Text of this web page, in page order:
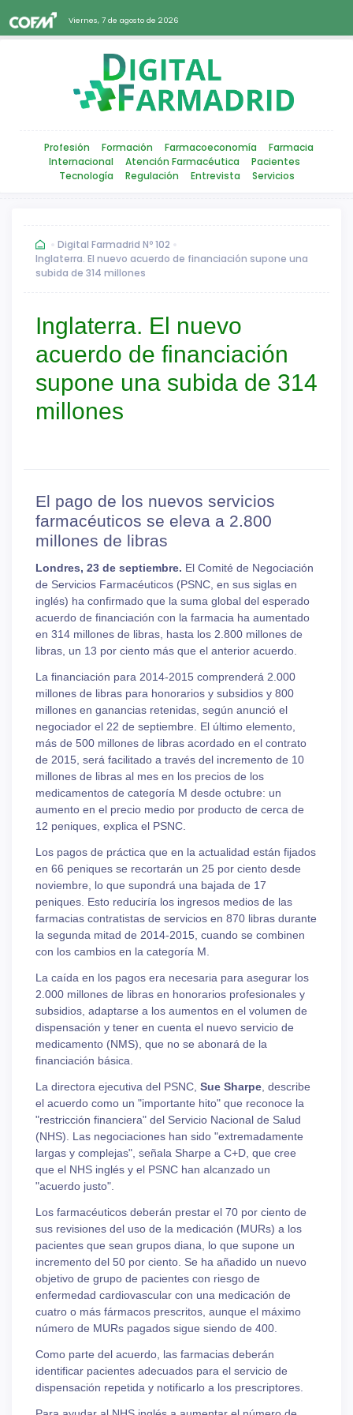
Viernes, 7 de agosto de 2026
Profesión Formación Farmacoeconomía
Farmacia
Internacional
Atención Farmacéutica
Pacientes
Tecnología
Regulación Entrevista Servicios
Digital Farmadrid Nº 102
Inglaterra. El nuevo acuerdo de financiación supone una
subida de 314 millones
Inglaterra. El nuevo
acuerdo de financiación
supone una subida de 314
millones
El pago de los nuevos servicios
farmacéuticos se eleva a 2.800
millones de libras
Londres, 23 de septiembre. El Comité de Negociación
de Servicios Farmacéuticos (PSNC, en sus siglas en
inglés) ha confirmado que la suma global del esperado
acuerdo de financiación con la farmacia ha aumentado
en 314 millones de libras, hasta los 2.800 millones de
libras, un 13 por ciento más que el anterior acuerdo.
La financiación para 2014-2015 comprenderá 2.000
millones de libras para honorarios y subsidios y 800
millones en ganancias retenidas, según anunció el
negociador el 22 de septiembre. El último elemento,
más de 500 millones de libras acordado en el contrato
de 2015, será facilitado a través del incremento de 10
millones de libras al mes en los precios de los
medicamentos de categoría M desde octubre: un
aumento en el precio medio por producto de cerca de
12 peniques, explica el PSNC.
Los pagos de práctica que en la actualidad están fijados
en 66 peniques se recortarán un 25 por ciento desde
noviembre, lo que supondrá una bajada de 17
peniques. Esto reduciría los ingresos medios de las
farmacias contratistas de servicios en 870 libras durante
la segunda mitad de 2014-2015, cuando se combinen
con los cambios en la categoría M.
La caída en los pagos era necesaria para asegurar los
2.000 millones de libras en honorarios profesionales y
subsidios, adaptarse a los aumentos en el volumen de
dispensación y tener en cuenta el nuevo servicio de
medicamento (NMS), que no se abonará de la
financiación básica.
La directora ejecutiva del PSNC, Sue Sharpe , describe
el acuerdo como un "importante hito" que reconoce la
"restricción financiera" del Servicio Nacional de Salud
(NHS). Las negociaciones han sido "extremadamente
largas y complejas", señala Sharpe a C+D, que cree
que el NHS inglés y el PSNC han alcanzado un
"acuerdo justo".
Los farmacéuticos deberán prestar el 70 por ciento de
sus revisiones del uso de la medicación (MURs) a los
pacientes que sean grupos diana, lo que supone un
incremento del 50 por ciento. Se ha añadido un nuevo
objetivo de grupo de pacientes con riesgo de
enfermedad cardiovascular con una medicación de
cuatro o más fármacos prescritos, aunque el máximo
número de MURs pagados sigue siendo de 400.
Como parte del acuerdo, las farmacias deberán
identificar pacientes adecuados para el servicio de
dispensación repetida y notificarlo a los prescriptores.